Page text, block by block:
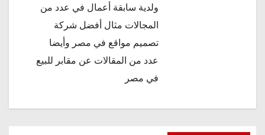
ولدية سابقة أعمال في عدد من
المجالات مثال أفضل شركة
تصميم مواقع في مصر وأيضا
عدد من المقالات عن مقابر للبيع
في مصر